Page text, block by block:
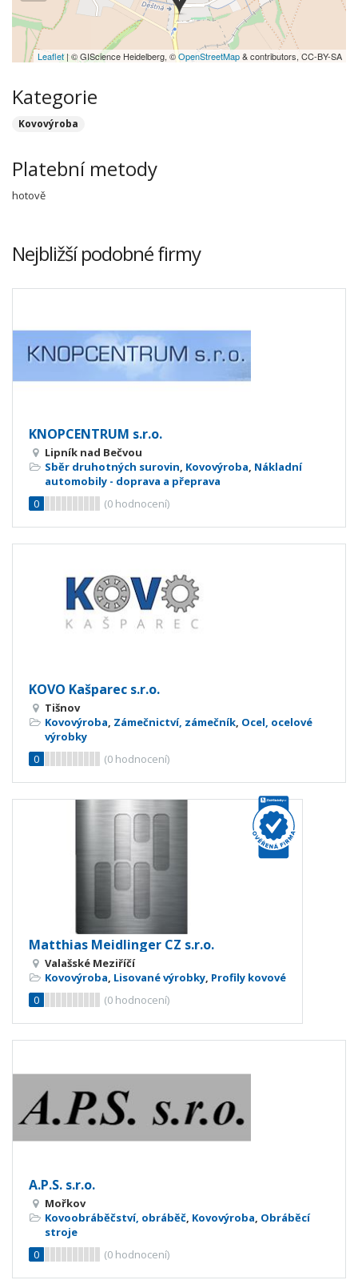
Leaflet| © GIScience Heidelberg, ©OpenStreetMap& contributors, CC-BY-SA
Kategorie
Kovovýroba
Platební metody
hotově
Nejbližší podobné firmy
KNOPCENTRUM s.r.o.
Lipník nad Bečvou
Sběr druhotných surovin, Kovovýroba, Nákladní
automobily - doprava a přeprava
0
(0 hodnocení)
KOVO Kašparec s.r.o.
Tišnov
Kovovýroba, Zámečnictví, zámečník, Ocel, ocelové
výrobky
0
(0 hodnocení)
Matthias Meidlinger CZ s.r.o.
Valašské Meziříčí
Kovovýroba Lisované výrobky Profily kovové
0
(0 hodnocení)
A.P.S. s.r.o.
Mořkov
Kovoobráběčství, obráběč, Kovovýroba, Obráběcí
stroje
0
(0 hodnocení)